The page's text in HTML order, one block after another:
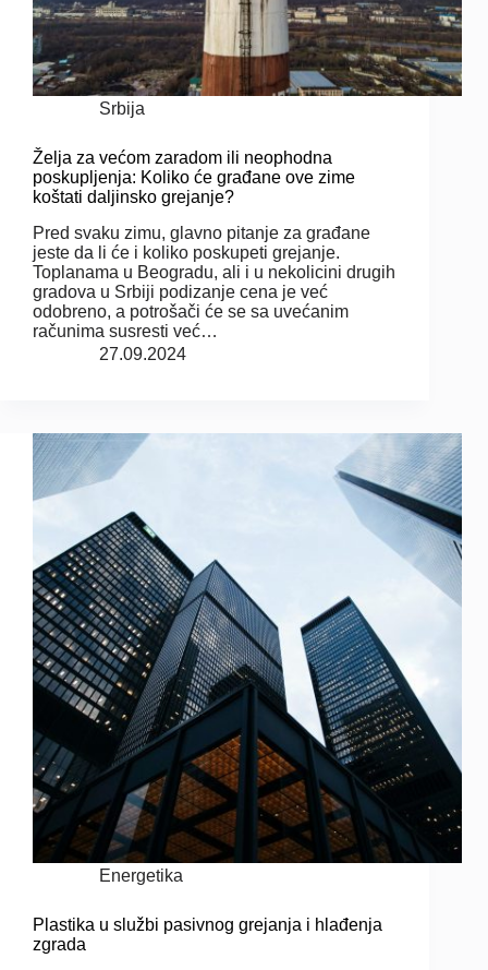
Srbija
Želja za većom zaradom ili neophodna
poskupljenja: Koliko će građane ove zime
koštati daljinsko grejanje?
Pred svaku zimu, glavno pitanje za građane
jeste da li će i koliko poskupeti grejanje.
Toplanama u Beogradu, ali i u nekolicini drugih
gradova u Srbiji podizanje cena je već
odobreno, a potrošači će se sa uvećanim
računima susresti već…
27.09.2024
Energetika
Plastika u službi pasivnog grejanja i hlađenja
zgrada